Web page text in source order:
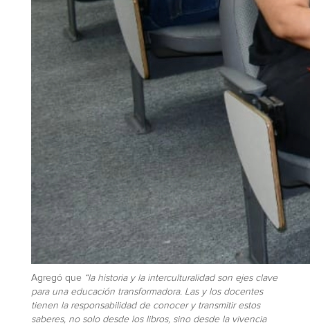
Agregó que “la historia y la interculturalidad son ejes clave
para una educación transformadora. Las y los docentes
tienen la responsabilidad de conocer y transmitir estos
saberes, no solo desde los libros, sino desde la vivencia